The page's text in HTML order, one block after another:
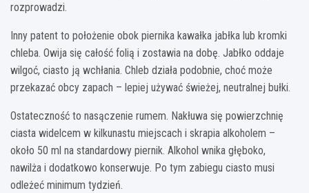
rozprowadzi.
Inny patent to położenie obok piernika kawałka jabłka lub kromki
chleba. Owija się całość folią i zostawia na dobę. Jabłko oddaje
wilgoć, ciasto ją wchłania. Chleb działa podobnie, choć może
przekazać obcy zapach – lepiej używać świeżej, neutralnej bułki.
Ostateczność to nasączenie rumem. Nakłuwa się powierzchnię
ciasta widelcem w kilkunastu miejscach i skrapia alkoholem –
około 50 ml na standardowy piernik. Alkohol wnika głęboko,
nawilża i dodatkowo konserwuje. Po tym zabiegu ciasto musi
odleżeć minimum tydzień.